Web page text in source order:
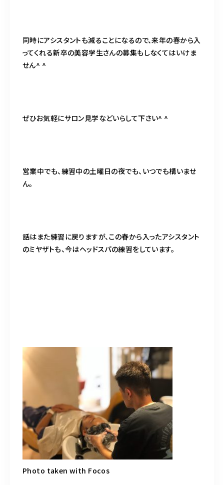
同時にアシスタントも減ることになるので、来年の春から入
ってくれる新卒の美容学生さんの募集もしなくてはいけま
せん^ ^
ぜひお気軽にサロン見学などいらして下さい^ ^
営業中でも、練習中の土曜日の夜でも、いつでも構いませ
ん。
話はまた練習に戻りますが、この春から入ったアシスタント
のミヤザトも、今はヘッドスパの練習をしています。
Photo taken with Focos